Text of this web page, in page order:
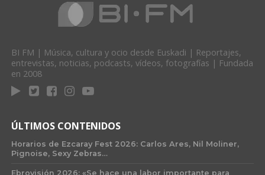
BI FM | Música, cultura y ocio desde Euskadi | Reportajes,
entrevistas, noticias, podcasts, vídeos, fotografías | Fundada
en 2008
ÚLTIMOS CONTENIDOS
Horarios de Ezcaray Fest 2026: Carlos Ares, Nil Moliner,
Pignoise, Sexy Zebras…
Ebrovisión 2026: «Se hace una labor importante para